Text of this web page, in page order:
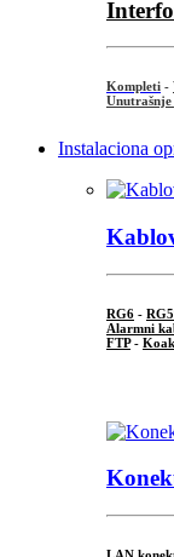
Kompleti -
Unutrašnje
Instalaciona
RG6 -
Alarmni
FTP-